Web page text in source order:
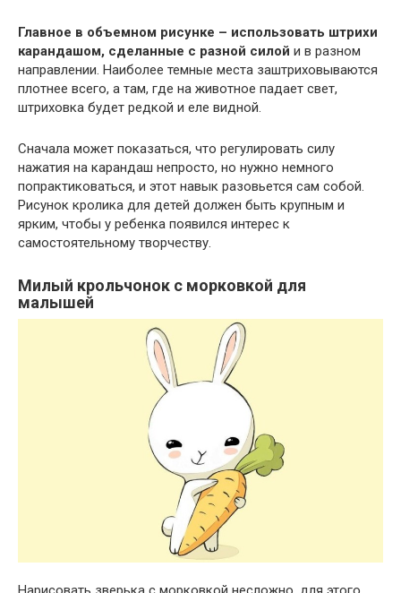
Главное в объемном рисунке – использовать штрихи
карандашом, сделанные с разной силой и в разном
направлении. Наиболее темные места заштриховываются
плотнее всего, а там, где на животное падает свет,
штриховка будет редкой и еле видной.
Сначала может показаться, что регулировать силу
нажатия на карандаш непросто, но нужно немного
попрактиковаться, и этот навык разовьется сам собой.
Рисунок кролика для детей должен быть крупным и
ярким, чтобы у ребенка появился интерес к
самостоятельному творчеству.
Милый крольчонок с морковкой для
малышей